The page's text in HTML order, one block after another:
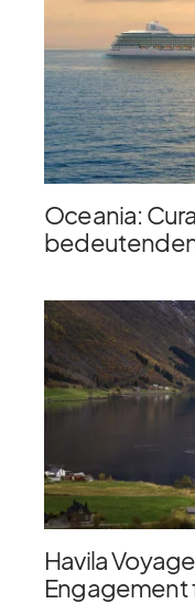
Oceania:
Havila
Engagement